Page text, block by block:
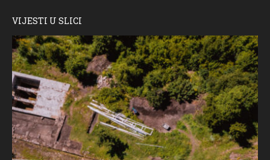
VIJESTI U SLICI